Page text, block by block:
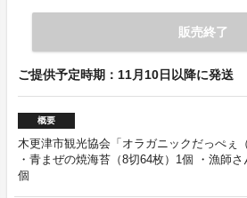
販売終了
ご提供予定時期：11月10日以降に発送
概要
木更津市観光協会「オラガニックだっぺぇ
・青まぜの焼海苔（8切64枚）1個 ・漁師
個